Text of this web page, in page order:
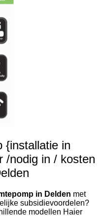
{installatie in
/nodig in / kosten
in Delden met
subsidievoordelen?
modellen Haier